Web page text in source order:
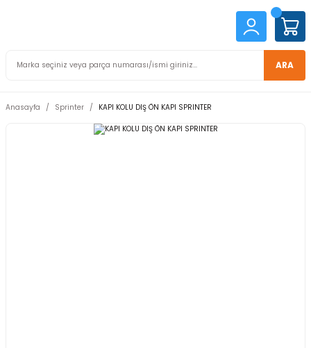
ARA
Anasayfa Sprinter KAPI KOLU DIŞ ÖN KAPI SPRINTER